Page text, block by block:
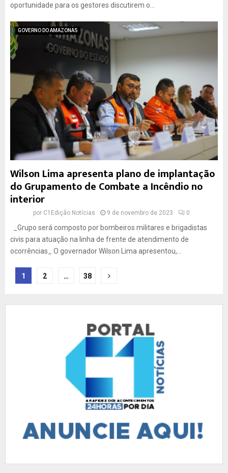
oportunidade para os gestores discutirem o...
GOVERNO DO AMAZONAS
Wilson Lima apresenta plano de implantação
do Grupamento de Combate a Incêndio no
interior
por C1Edição Notícias 9 de novembro de 2023 0
_Grupo será composto por bombeiros militares e brigadistas
civis para atuação na linha de frente de atendimento de
ocorrências_ O governador Wilson Lima apresentou,...
Paginação
posts
1 2 … 38